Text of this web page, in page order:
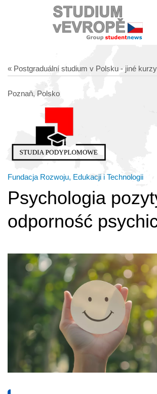
« Postgraduální studium v Polsku - jiné
Poznaň, Polsko
Fundacja Rozwoju, Edukacji i Technologii
Psychologia
odporność